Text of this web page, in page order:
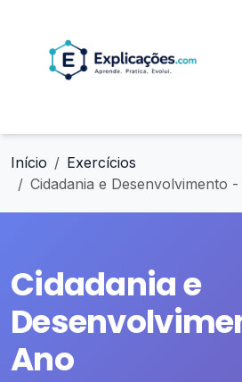
Início
Exercícios
Cidadania e Desenvolvimento
Cidadania e
Ano